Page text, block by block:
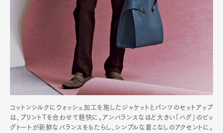
コットンシルクにウォッシュ加工を施したジャケットとパンツのセットアップ
は、プリントTを合わせて軽快に。アンバランスなほど大きい「ハグ」のビッ
グトートが新鮮なバランスをもたらし、シンプルな着こなしのアクセントに。